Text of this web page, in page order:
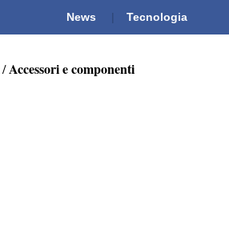
News Tecnologia
/Accessori e componenti